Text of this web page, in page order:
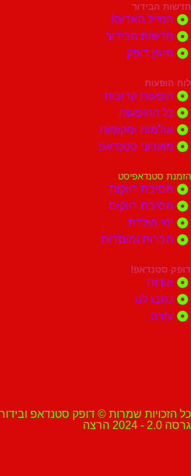
חדשות הבידור
המייל האדום!
חדשות הבידור
מזגין דופק
לוח הופעות
הופעות קרובות
כל ההופעות
אולמות ומקומות
מועדוני סטנדאפ
הזמנת סטנדאפיסט
מסיבת רווקות
מסיבת רווקים
ימי הולדת
חברות ומוסדות
דופק סטנדאפ!
אודות
כתבו לנו
עזרה
כל הזכויות שמרות © דופק סטנדאפ ובידור 2014-2024.
גרסה 2.0 - 2024 הרצה